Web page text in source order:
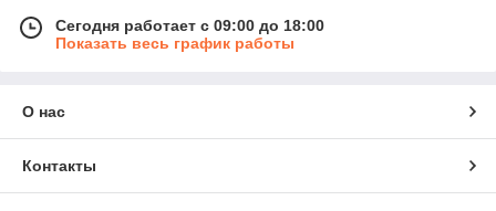
Сегодня работает с 09:00 до 18:00
Показать весь график работы
О нас
Контакты